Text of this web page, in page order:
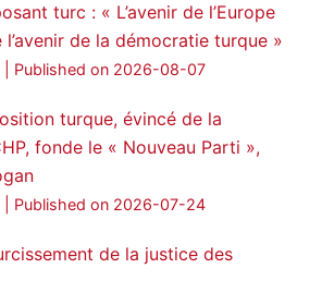
h4lwBwQ
2 Twitter
Voir plus...
turc : « L’avenir de l’Europe
de la démocratie turque »
Published on 2026-08-07
turque, évincé de la
fonde le « Nouveau Parti »,
Published on 2026-07-24
de la justice des